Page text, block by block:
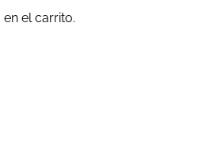
el carrito.